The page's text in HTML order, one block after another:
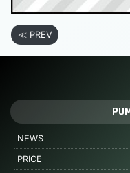
≪ PREV
NEWS
PRICE